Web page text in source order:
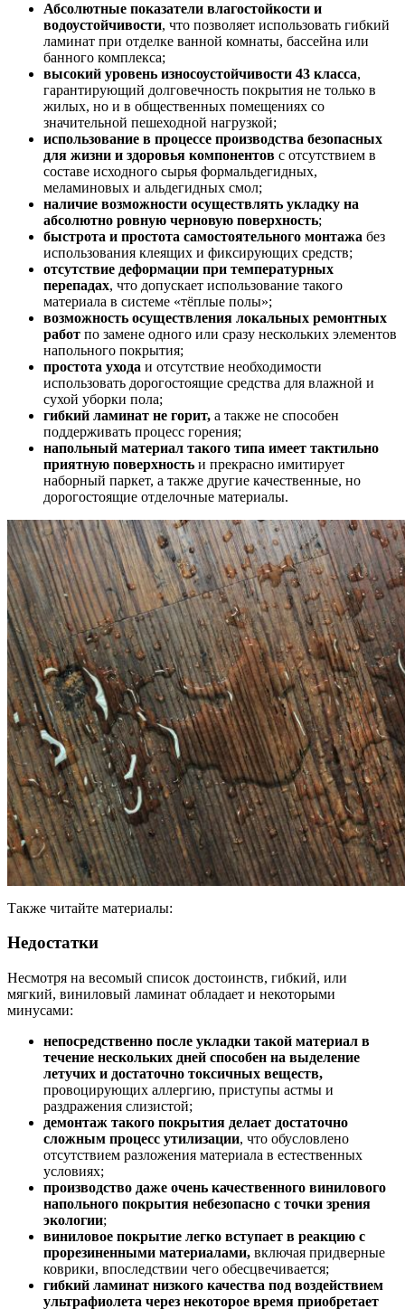
Абсолютные показатели влагостойкости и
водоустойчивости, что позволяет использовать гибкий
ламинат при отделке ванной комнаты, бассейна или
банного комплекса;
высокий уровень износоустойчивости 43 класса,
гарантирующий долговечность покрытия не только в
жилых, но и в общественных помещениях со
значительной пешеходной нагрузкой;
использование в процессе производства безопасных
для жизни и здоровья компонентов с отсутствием в
составе исходного сырья формальдегидных,
меламиновых и альдегидных смол;
наличие возможности осуществлять укладку на
абсолютно ровную черновую поверхность;
быстрота и простота самостоятельного монтажа без
использования клеящих и фиксирующих средств;
отсутствие деформации при температурных
перепадах, что допускает использование такого
материала в системе «тёплые полы»;
возможность осуществления локальных ремонтных
работ по замене одного или сразу нескольких элементов
напольного покрытия;
простота ухода и отсутствие необходимости
использовать дорогостоящие средства для влажной и
сухой уборки пола;
гибкий ламинат не горит, а также не способен
поддерживать процесс горения;
напольный материал такого типа имеет тактильно
приятную поверхность и прекрасно имитирует
наборный паркет, а также другие качественные, но
дорогостоящие отделочные материалы.
Также читайте материалы:
Недостатки
Несмотря на весомый список достоинств, гибкий, или
мягкий, виниловый ламинат обладает и некоторыми
минусами:
непосредственно после укладки такой материал в
течение нескольких дней способен на выделение
летучих и достаточно токсичных веществ,
провоцирующих аллергию, приступы астмы и
раздражения слизистой;
демонтаж такого покрытия делает достаточно
сложным процесс утилизации, что обусловлено
отсутствием разложения материала в естественных
условиях;
производство даже очень качественного винилового
напольного покрытия небезопасно с точки зрения
экологии;
виниловое покрытие легко вступает в реакцию с
прорезиненными материалами, включая придверные
коврики, впоследствии чего обесцвечивается;
гибкий ламинат низкого качества под воздействием
ультрафиолета через некоторое время приобретает